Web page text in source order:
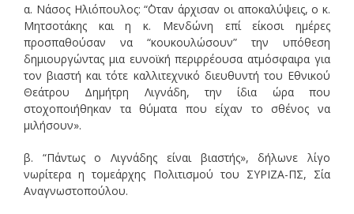
α. Νάσος Ηλιόπουλος: “΄Οταν άρχισαν οι αποκαλύψεις, ο κ.
Μητσοτάκης και η κ. Μενδώνη επί είκοσι ημέρες
προσπαθούσαν να “κουκουλώσουν” την υπόθεση
δημιουργώντας μια ευνοϊκή περιρρέουσα ατμόσφαιρα για
τον βιαστή και τότε καλλιτεχνικό διευθυντή του Εθνικού
Θεάτρου Δημήτρη Λιγνάδη, την ίδια ώρα που
στοχοποιήθηκαν τα θύματα που είχαν το σθένος να
μιλήσουν».
β. “Πάντως ο Λιγνάδης είναι βιαστής», δήλωνε λίγο
νωρίτερα η τομεάρχης Πολιτισμού του ΣΥΡΙΖΑ-ΠΣ, Σία
Αναγνωστοπούλου.